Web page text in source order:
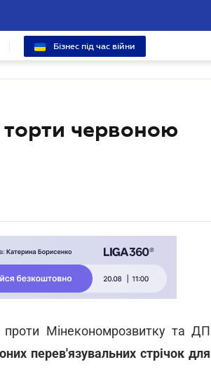
Бізнес під час війни
торти червоною
проти Мінекономрозвитку та ДП
перев'язувальних стрічок для